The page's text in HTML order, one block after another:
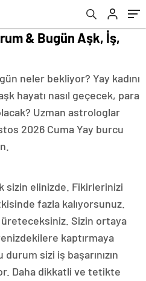
& Bugün Aşk, İş,
neler bekliyor? Yay kadını
hayatı nasıl geçecek, para
Uzman astrologlar
2026 Cuma Yay burcu
sizin elinizde. Fikirlerinizi
fazla kalıyorsunuz.
Sizin ortaya
kaptırmaya
sizi iş başarınızın
Daha dikkatli ve tetikte